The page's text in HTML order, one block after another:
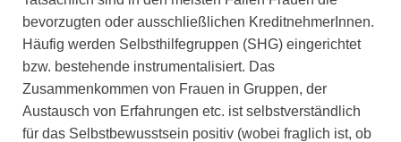
bevorzugten oder ausschließlichen KreditnehmerInnen.
Häufig werden Selbsthilfegruppen (SHG) eingerichtet
bzw. bestehende instrumentalisiert. Das
Zusammenkommen von Frauen in Gruppen, der
Austausch von Erfahrungen etc. ist selbstverständlich
für das Selbstbewusstsein positiv (wobei fraglich ist, ob